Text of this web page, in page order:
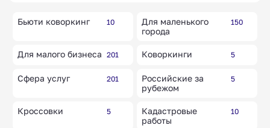
Бьюти коворкинг 10
Для маленького
города
150
Для малого бизнеса 201 Коворкинги 5
Сфера услуг 201
Российские за
рубежом
5
Кроссовки 5
Кадастровые
работы
10